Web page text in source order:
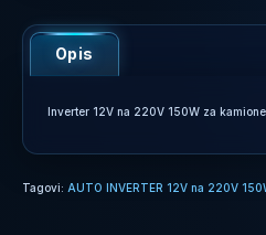
Opis
Inverter 12V na 220V 150W za
Tagovi: AUTO INVERTER 12V na 220V